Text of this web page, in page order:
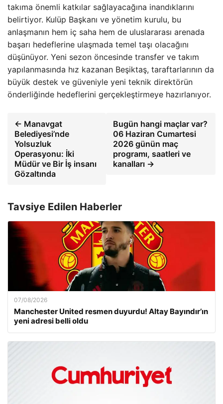
takıma önemli katkılar sağlayacağına inandıklarını
belirtiyor. Kulüp Başkanı ve yönetim kurulu, bu
anlaşmanın hem iç saha hem de uluslararası arenada
başarı hedeflerine ulaşmada temel taşı olacağını
düşünüyor. Yeni sezon öncesinde transfer ve takım
yapılanmasında hız kazanan Beşiktaş, taraftarlarının da
büyük destek ve güveniyle yeni teknik direktörün
önderliğinde hedeflerini gerçekleştirmeye hazırlanıyor.
← Manavgat
Belediyesi’nde
Yolsuzluk
Operasyonu: İki
Müdür ve Bir İş insanı
Gözaltında
Bugün hangi maçlar var?
06 Haziran Cumartesi
2026 günün maç
programı, saatleri ve
kanalları →
Tavsiye Edilen Haberler
07/08/2026
Manchester United resmen duyurdu! Altay Bayındır’ın
yeni adresi belli oldu